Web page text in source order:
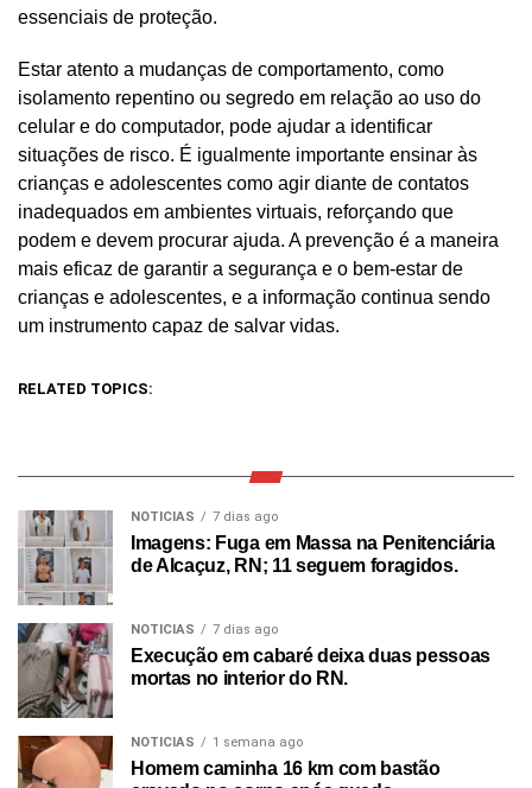
essenciais de proteção.
Estar atento a mudanças de comportamento, como
isolamento repentino ou segredo em relação ao uso do
celular e do computador, pode ajudar a identificar
situações de risco. É igualmente importante ensinar às
crianças e adolescentes como agir diante de contatos
inadequados em ambientes virtuais, reforçando que
podem e devem procurar ajuda. A prevenção é a maneira
mais eficaz de garantir a segurança e o bem-estar de
crianças e adolescentes, e a informação continua sendo
um instrumento capaz de salvar vidas.
RELATED TOPICS:
NOTICIAS 7 dias ago
Imagens: Fuga em Massa na Penitenciária
de Alcaçuz, RN; 11 seguem foragidos.
NOTICIAS 7 dias ago
Execução em cabaré deixa duas pessoas
mortas no interior do RN.
NOTICIAS 1 semana ago
Homem caminha 16 km com bastão